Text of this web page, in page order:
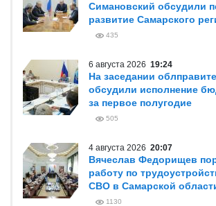
Симановский обсудили
развитие Самарского
435
6 августа 2026 19:24
На заседании
обсудили исполнение
за первое полугодие
505
4 августа 2026 20:07
Вячеслав Федорищев
работу по
СВО в Самарской
1130